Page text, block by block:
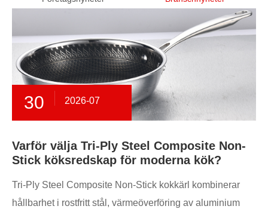
30 2026-07
Varför välja Tri-Ply Steel Composite Non-
Stick köksredskap för moderna kök?
Tri-Ply Steel Composite Non-Stick kokkärl kombinerar
hållbarhet i rostfritt stål, värmeöverföring av aluminium